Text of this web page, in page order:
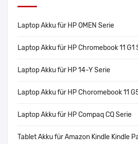
Laptop Akku für HP OMEN Serie
Laptop Akku für HP Chromebook 11 G1
Laptop Akku für HP 14-Y Serie
Laptop Akku für HP Choromebook 11
Laptop Akku für HP Compaq CQ Serie
Tablet Akku für Amazon Kindle Kindle